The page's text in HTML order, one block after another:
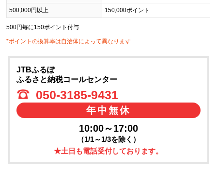
500,000円以上 150,000ポイント
500円毎に150ポイント付与
*ポイントの換算率は自治体によって異なります
JTBふるぽ
ふるさと納税コールセンター
050-3185-9431
年中無休
10:00～17:00
（1/1～1/3を除く）
★土日も電話受付しております。